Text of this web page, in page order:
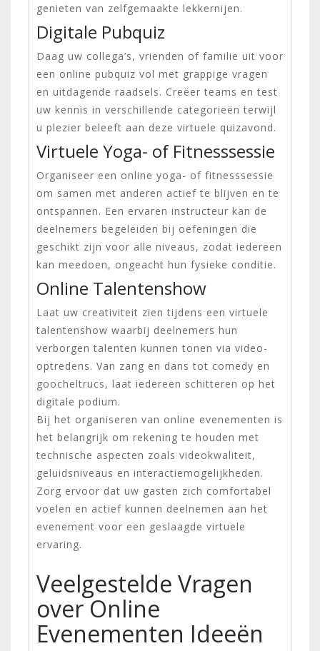
genieten van zelfgemaakte lekkernijen.
Digitale Pubquiz
Daag uw collega’s, vrienden of familie uit voor
een online pubquiz vol met grappige vragen
en uitdagende raadsels. Creëer teams en test
uw kennis in verschillende categorieën terwijl
u plezier beleeft aan deze virtuele quizavond.
Virtuele Yoga- of Fitnesssessie
Organiseer een online yoga- of fitnesssessie
om samen met anderen actief te blijven en te
ontspannen. Een ervaren instructeur kan de
deelnemers begeleiden bij oefeningen die
geschikt zijn voor alle niveaus, zodat iedereen
kan meedoen, ongeacht hun fysieke conditie.
Online Talentenshow
Laat uw creativiteit zien tijdens een virtuele
talentenshow waarbij deelnemers hun
verborgen talenten kunnen tonen via video-
optredens. Van zang en dans tot comedy en
goocheltrucs, laat iedereen schitteren op het
digitale podium.
Bij het organiseren van online evenementen is
het belangrijk om rekening te houden met
technische aspecten zoals videokwaliteit,
geluidsniveaus en interactiemogelijkheden.
Zorg ervoor dat uw gasten zich comfortabel
voelen en actief kunnen deelnemen aan het
evenement voor een geslaagde virtuele
ervaring.
Veelgestelde Vragen
over Online
Evenementen Ideeën